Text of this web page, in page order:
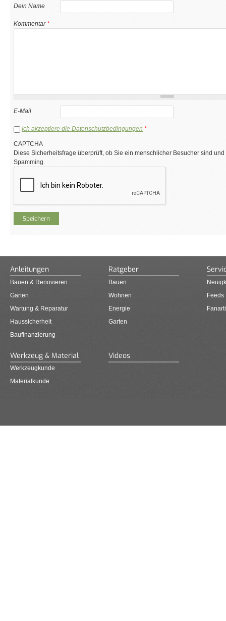
Dein Name
Kommentar*
E-Mail
Ich akzeptiere die Datenschutzbedingungen *
CAPTCHA
Diese Sicherheitsfrage überprüft, ob Sie ein menschlicher Besucher sind
Spamming.
Anleitungen
Bauen & Renovieren
Garten
Wartung & Reparatur
Haussicherheit
Baufinanzierung
Ratgeber
Bauen
Wohnen
Energie
Garten
Feeds
Werkzeug & Material
Werkzeugkunde
Materialkunde
Videos